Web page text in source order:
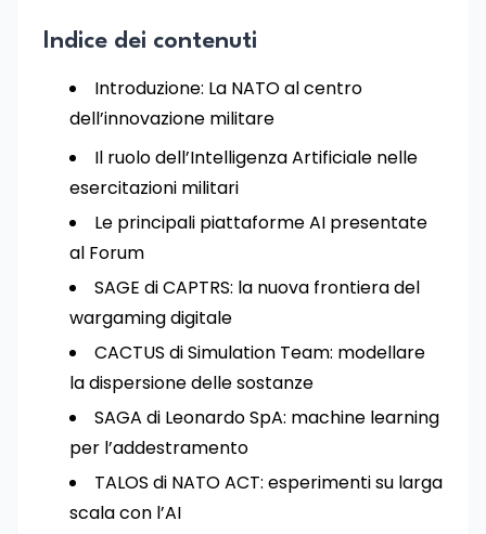
Indice dei contenuti
Introduzione: La NATO al centro
dell’innovazione militare
Il ruolo dell’Intelligenza Artificiale nelle
esercitazioni militari
Le principali piattaforme AI presentate
al Forum
SAGE di CAPTRS: la nuova frontiera del
wargaming digitale
CACTUS di Simulation Team: modellare
la dispersione delle sostanze
SAGA di Leonardo SpA: machine learning
per l’addestramento
TALOS di NATO ACT: esperimenti su larga
scala con l’AI